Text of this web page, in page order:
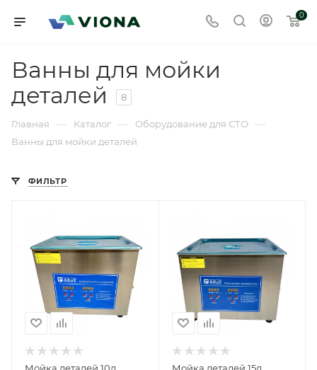
0
Ванны для мойки
деталей
8
Главная — Каталог — Оборудование для СТО —
Ванны для мойки деталей
ФИЛЬТР
Мойка деталей 10л
Мойка деталей 15л